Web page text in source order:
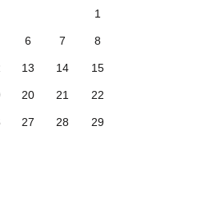
1
6 7 8
13 14 15
20 21 22
27 28 29